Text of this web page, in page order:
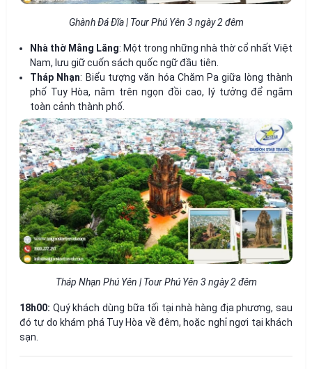
Ghành Đá Đĩa | Tour Phú Yên 3 ngày 2 đêm
Nhà thờ Mằng Lăng: Một trong những nhà thờ cổ nhất Việt
Nam, lưu giữ cuốn sách quốc ngữ đầu tiên.
Tháp Nhạn: Biểu tượng văn hóa Chăm Pa giữa lòng thành
phố Tuy Hòa, nằm trên ngọn đồi cao, lý tưởng để ngắm
toàn cảnh thành phố.
Tháp Nhạn Phú Yên | Tour Phú Yên 3 ngày 2 đêm
18h00: Quý khách dùng bữa tối tại nhà hàng địa phương, sau
đó tự do khám phá Tuy Hòa về đêm, hoặc nghỉ ngơi tại khách
sạn.